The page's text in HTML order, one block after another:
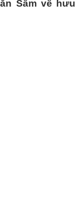
Sâm về hưu